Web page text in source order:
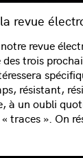
revue
revue
trois
résistant,
à un oubli
traces ». On